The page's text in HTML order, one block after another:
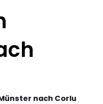
nach Corlu